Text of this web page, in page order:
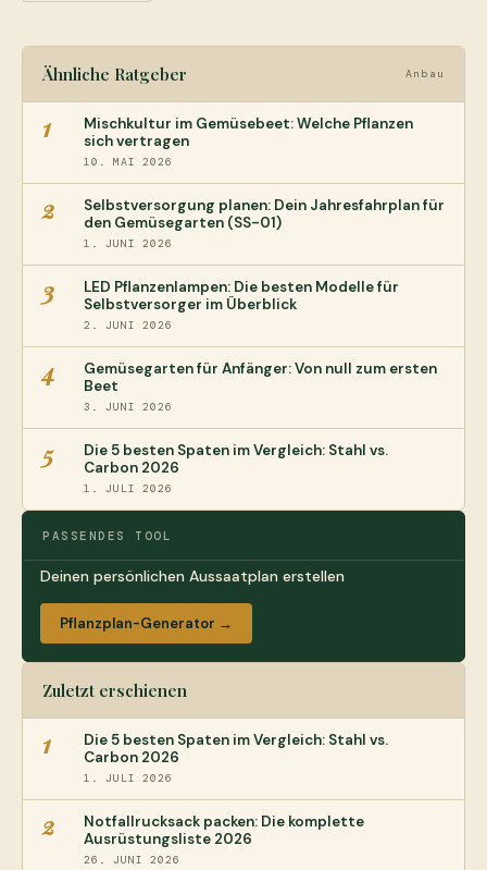
Ähnliche Ratgeber Anbau
1
Mischkultur im Gemüsebeet: Welche Pflanzen
sich vertragen
10. MAI 2026
2
Selbstversorgung planen: Dein Jahresfahrplan für
den Gemüsegarten (SS-01)
1. JUNI 2026
3
LED Pflanzenlampen: Die besten Modelle für
Selbstversorger im Überblick
2. JUNI 2026
4
Gemüsegarten für Anfänger: Von null zum ersten
Beet
3. JUNI 2026
5
Die 5 besten Spaten im Vergleich: Stahl vs.
Carbon 2026
1. JULI 2026
PASSENDES TOOL
Deinen persönlichen Aussaatplan erstellen
Pflanzplan-Generator →
Zuletzt erschienen
1
Die 5 besten Spaten im Vergleich: Stahl vs.
Carbon 2026
1. JULI 2026
2
Notfallrucksack packen: Die komplette
Ausrüstungsliste 2026
26. JUNI 2026